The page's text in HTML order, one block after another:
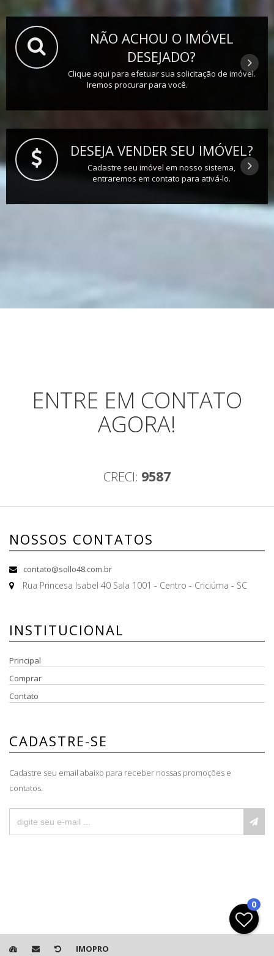
NÃO ACHOU O IMÓVEL
DESEJADO?
Clique aqui para efetuar sua solicitação de imóvel.
Iremos procurar para você.
DESEJA VENDER SEU IMÓVEL?
Cadastre seu imóvel em nosso sistema,
entraremos em contato para ativá-lo.
ENTRE EM CONTATO
AGORA!
CRECI: 9587
NOSSOS CONTATOS
contato@sollo48.com.br
Rua Princesa Isabel 40 Sala 1001 - Centro - Criciúma - SC
INSTITUCIONAL
Principal
Comprar
Contato
CADASTRE-SE
Cadastre seu email abaixo para receber nossas promoções e
contatos.
IMOPRO
0